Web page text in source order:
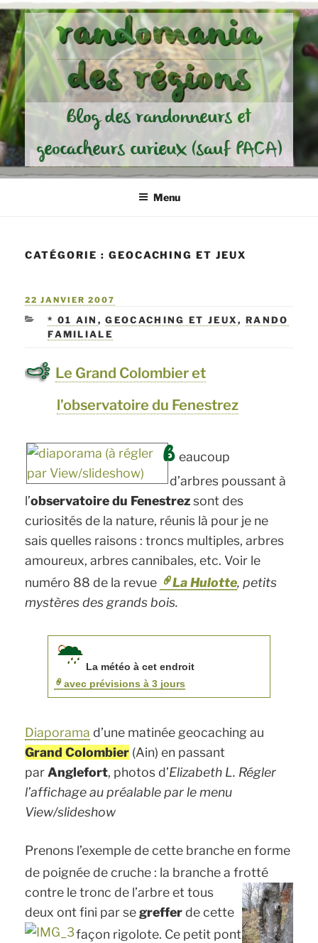
Aller
au
contenu
principal
randomania
des régions
Blog des randonneurs et
geocacheurs curieux (sauf PACA)
Menu
CATÉGORIE : GEOCACHING ET JEUX
PUBLIÉ
22 JANVIER 2007
CATÉGORIES
* 01 AIN ,GEOCACHING ET JEUX,RANDO
FAMILIALE
Le Grand Colombier et
l’observatoire du Fenestrez
B eaucoup
d’arbres poussant à
l’observatoire du Fenestrezsont des
curiosités de la nature, réunis là pour je ne
sais quelles raisons : troncs multiples, arbres
amoureux, arbres cannibales, etc. Voir le
numéro 88 de la revue
La Hulotte, petits
mystères des grands bois.
La météo à cet endroit
avec prévisions à 3 jours
Diaporama d’une matinée geocaching au
Grand Colombier (Ain) en passant
parAnglefort, photos d’Elizabeth L. Régler
l’affichage au préalable par le menu
View/slideshow
Prenons l’exemple de cette branche en forme
de poignée de cruche : la branche a frotté
contre le tronc de l’arbre et tous
deux ont fini par segrefferde cette
façon rigolote. Ce petit pont